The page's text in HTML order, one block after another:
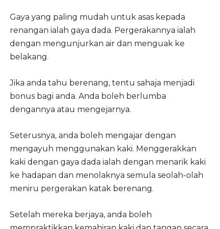
Gaya yang paling mudah untuk asas kepada
renangan ialah gaya dada. Pergerakannya ialah
dengan mengunjurkan air dan menguak ke
belakang.
Jika anda tahu berenang, tentu sahaja menjadi
bonus bagi anda. Anda boleh berlumba
dengannya atau mengejarnya.
Seterusnya, anda boleh mengajar dengan
mengayuh menggunakan kaki. Menggerakkan
kaki dengan gaya dada ialah dengan menarik kaki
ke hadapan dan menolaknya semula seolah-olah
meniru pergerakan katak berenang.
Setelah mereka berjaya, anda boleh